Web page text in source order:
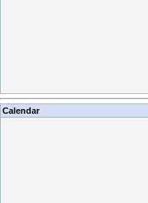
Calendar